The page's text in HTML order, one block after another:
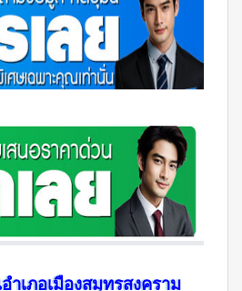
ำเภอเมืองสมุทรสงคราม